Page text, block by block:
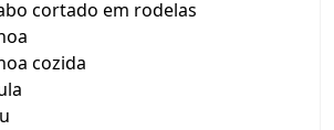
cortado em rodelas
cozida